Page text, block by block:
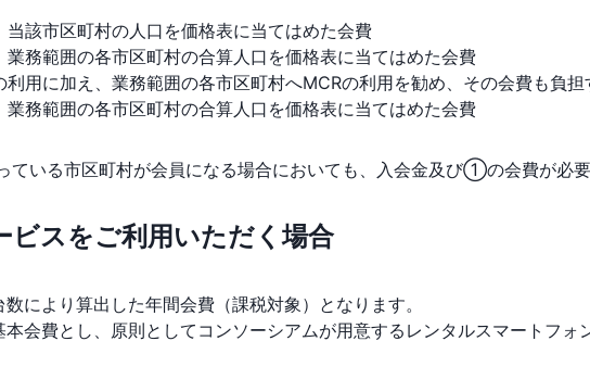
該市区町村の人口を価格表に当てはめた会費
範囲の各市区町村の合算人口を価格表に当てはめた会費
に加え、業務範囲の各市区町村へMCRの利用を勧め、その会費も負
範囲の各市区町村の合算人口を価格表に当てはめた会費
いる市区町村が会員になる場合においても、入会金及び①の会費が必要
ビスをご利用いただく場合
により算出した年間会費（課税対象）となります。
会費とし、原則としてコンソーシアムが用意するレンタルスマートフォ